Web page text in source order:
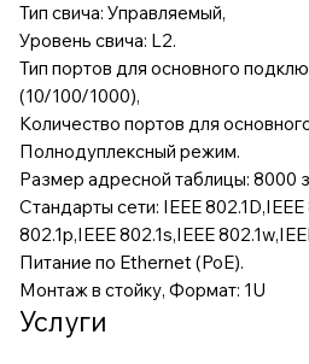
Тип свича: Управляемый,
Уровень свича: L2.
Тип портов для основного
(10/100/1000),
Количество портов для
Полнодуплексный режим.
Размер адресной таблицы: 8000
Стандарты сети: IEEE
802.1p,IEEE 802.1s,IEEE
Питание по Ethernet (PoE).
Монтаж в стойку, Формат: 1U
Услуги